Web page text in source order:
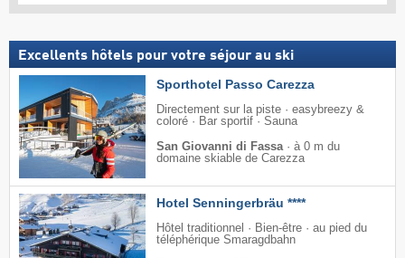
Excellents hôtels pour votre séjour au ski
Sporthotel Passo Carezza
Directement sur la piste · easybreezy &
coloré · Bar sportif · Sauna
San Giovanni di Fassa· à 0 m du
domaine skiable de Carezza
Hotel Senningerbräu ****
Hôtel traditionnel · Bien-être · au pied du
téléphérique Smaragdbahn